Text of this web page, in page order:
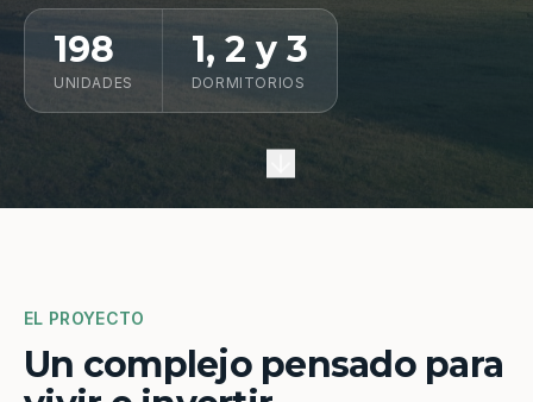
198
UNIDADES
1, 2 y 3
DORMITORIOS
EL PROYECTO
Un complejo pensado para